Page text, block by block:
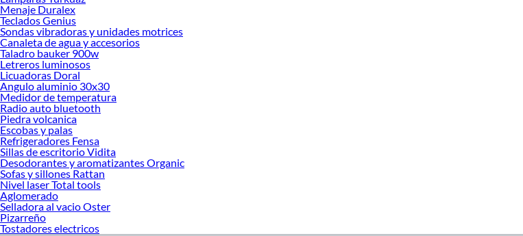
Menaje Duralex
Teclados Genius
Sondas vibradoras y unidades motrices
Canaleta de agua y accesorios
Taladro bauker 900w
Letreros luminosos
Licuadoras Doral
Angulo aluminio 30x30
Medidor de temperatura
Radio auto bluetooth
Piedra volcanica
Escobas y palas
Refrigeradores Fensa
Sillas de escritorio Vidita
Desodorantes y aromatizantes Organic
Sofas y sillones Rattan
Nivel laser Total tools
Aglomerado
Selladora al vacio Oster
Pizarreño
Tostadores electricos